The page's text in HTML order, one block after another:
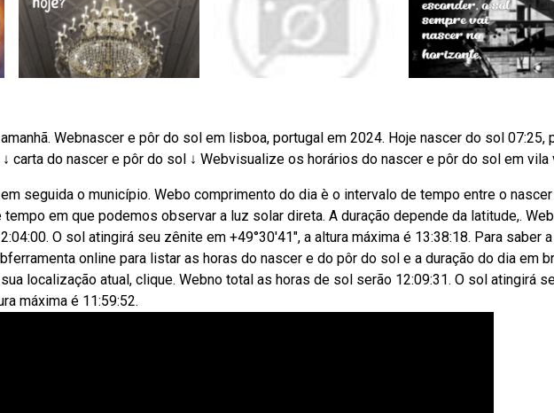
Webnascer e pôr do sol em lisboa, portugal em 2024. Hoje nascer do sol 07:25,
carta do nascer e pôr do sol ↓ Webvisualize os horários do nascer e pôr do sol em vila
seguida o município. Webo comprimento do dia è o intervalo de tempo entre o
em que podemos observar a luz solar direta. A duração depende da latitude,.
O sol atingirá seu zênite em +49°30′41″, a altura máxima é 13:38:18. Para saber
online para listar as horas do nascer e do pôr do sol e a duração do dia em
localização atual, clique. Webno total as horas de sol serão 12:09:31. O sol atingirá
máxima é 11:59:52.